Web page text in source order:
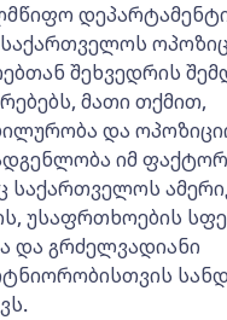
შეხვედრის
მათი თქმით,
და
იმ
საქართველოს
უსაფრთხოების
და გრძელვადიანი